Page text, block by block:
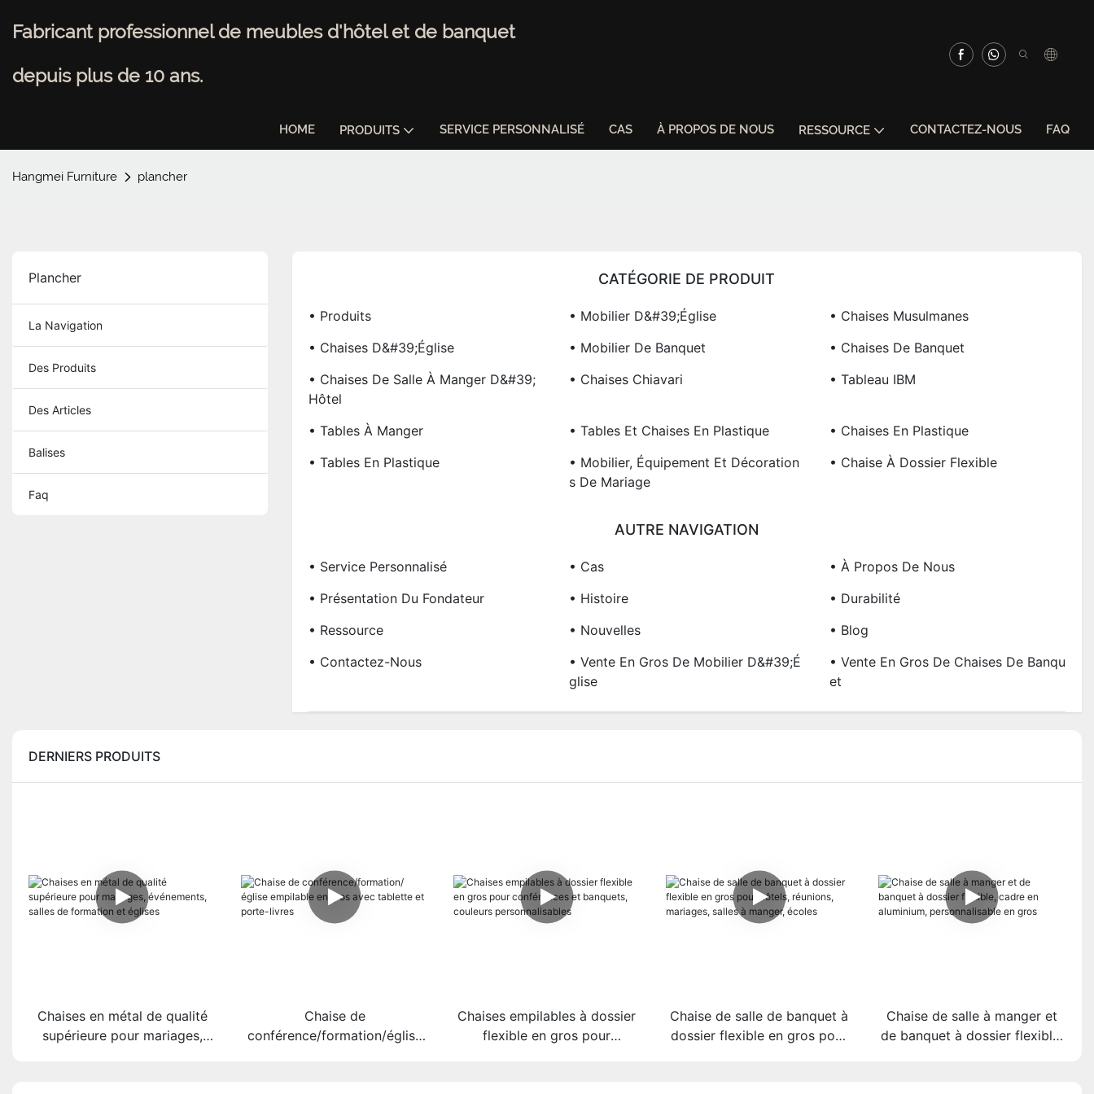
Fabricant professionnel de meubles d'hôtel et de banquet
depuis plus de 10 ans.
HOME PRODUITS SERVICE PERSONNALISÉ CAS À PROPOS DE NOUS RESSOURCE CONTACTEZ-NOUS FAQ
Hangmei Furniture plancher
Plancher
La Navigation
Des Produits
Des Articles
Balises
Faq
CATÉGORIE DE PRODUIT
• Produits • Mobilier D&#39;église
• Chaises Musulmanes
• Chaises D&#39;église
• Mobilier De Banquet
• Chaises De Banquet
• Chaises De Salle À Manger D&#39;
Hôtel
• Chaises Chiavari • Tableau IBM
• Tables À Manger • Tables Et Chaises En Plastique
• Chaises En Plastique
• Tables En Plastique
• Mobilier, Équipement Et Décoration
S De Mariage
• Chaise À Dossier Flexible
AUTRE NAVIGATION
• Service Personnalisé • Cas
• À Propos De Nous
• Présentation Du Fondateur
• Histoire
• Durabilité
• Ressource
• Nouvelles
• Blog
• Contactez-Nous
• Vente En Gros De Mobilier D&#39;é
Glise
• Vente En Gros De Chaises De Banqu
Et
DERNIERS PRODUITS
Chaises en métal de qualité
supérieure pour mariages,
Chaise de
conférence/formation/église
Chaises empilables à dossier
flexible en gros pour
Chaise de salle de banquet à
dossier flexible en gros pour
Chaise de salle à manger et
de banquet à dossier flexible,